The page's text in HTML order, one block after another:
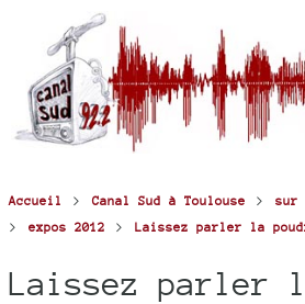
Accueil > Canal Sud à Toulouse > sur
> expos 2012 > Laissez parler la
Laissez parler